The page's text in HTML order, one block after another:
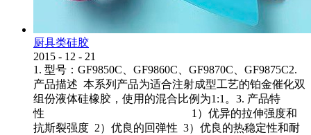
厨具类硅胶
2015 - 12 - 21
1. 型号：GF9850C、GF9860C、GF9870C、GF9875C2.
产品描述 本系列产品为适合注射成型工艺的铂金催化双
组份液体硅橡胶，使用的混合比例为1:1。3. 产品特
性 1）优异的拉伸强度和
抗斯裂强度 2）优良的回弹性 3）优良的热稳定性和耐